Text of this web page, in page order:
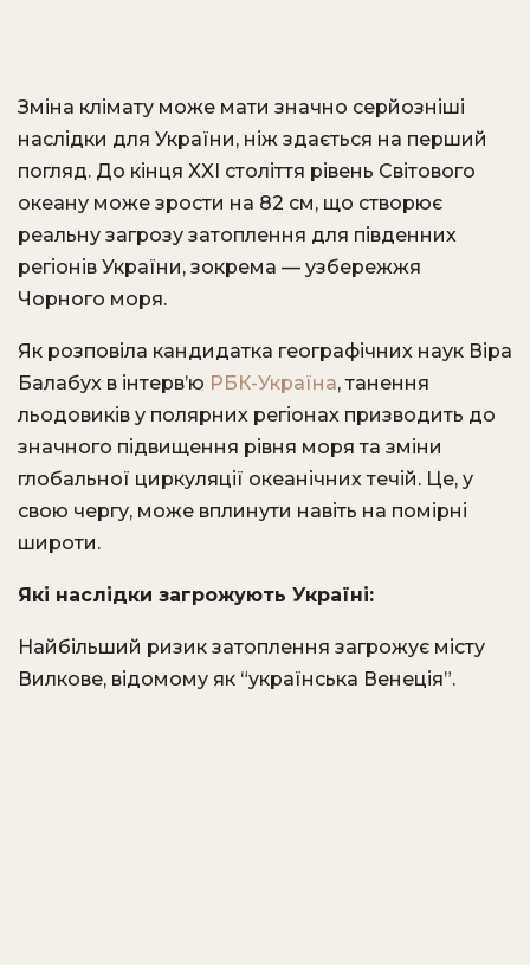
Зміна клімату може мати значно серйозніші
наслідки для України, ніж здається на перший
погляд. До кінця XXI століття рівень Світового
океану може зрости на 82 см, що створює
реальну загрозу затоплення для південних
регіонів України, зокрема — узбережжя
Чорного моря.
Як розповіла кандидатка географічних наук Віра
Балабух в інтерв’ю РБК-Україна, танення
льодовиків у полярних регіонах призводить до
значного підвищення рівня моря та зміни
глобальної циркуляції океанічних течій. Це, у
свою чергу, може вплинути навіть на помірні
широти.
Які наслідки загрожують Україні:
Найбільший ризик затоплення загрожує місту
Вилкове, відомому як “українська Венеція”.